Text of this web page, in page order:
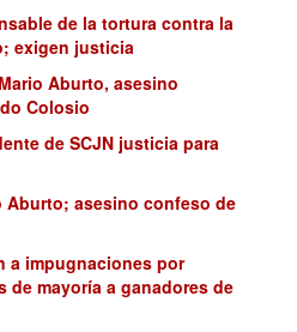
de la tortura contra la
exigen justicia
Aburto, asesino
Colosio
de SCJN justicia para
Aburto; asesino confeso de
a impugnaciones por
de mayoría a ganadores de